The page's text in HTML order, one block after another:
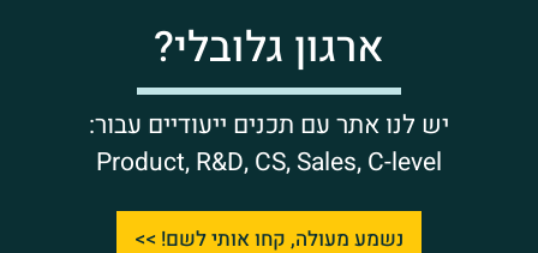
נגלה לכם סוד – זה לא עניין של כישרון, זו עבודה
אינטלגנטית של פירוק הפרזנטציה לכל המרכיבים שלה
והרכבה מחדש כך שכל אלמנט בפרזנטציה משרת את
המטרה ופועל באופן הרמוני כדי לחזק את המסר שאתם
רוצים להעביר.
בואו לגלות איך לבנות את הקונספט הנכון סביב הרעיון
ארגון גלובלי?
יש לנו אתר עם תכנים ייעודיים עבור:
Product, R&D, CS, Sales, C-level
נשמע מעולה, קחו אותי לשם! >>